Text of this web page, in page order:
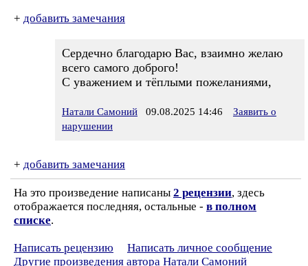
+ добавить замечания
Сердечно благодарю Вас, взаимно желаю
всего самого доброго!
С уважением и тёплыми пожеланиями,
Натали Самоний 09.08.2025 14:46
Заявить о
нарушении
+ добавить замечания
На это произведение написаны 2 рецензии, здесь
отображается последняя, остальные - в полном
списке.
Написать рецензию
Написать личное сообщение
Другие произведения автора Натали Самоний